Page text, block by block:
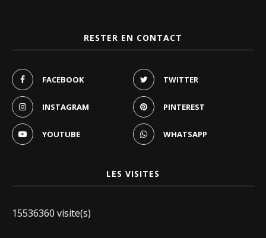
RESTER EN CONTACT
FACEBOOK TWITTER
INSTAGRAM PINTEREST
YOUTUBE WHATSAPP
LES VISITES
15536360 visite(s)